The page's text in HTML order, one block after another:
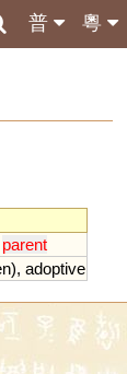
粵
普
parent
), adoptive